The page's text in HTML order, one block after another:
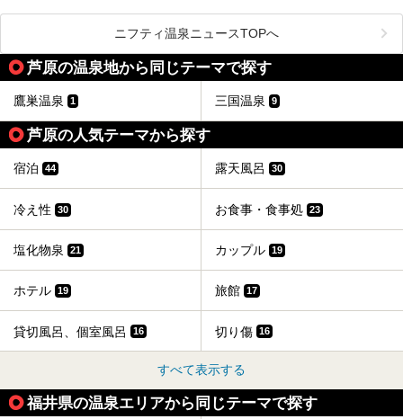
チームサウナ、塩サウナなどが存在し、施設によって様々な
こだわりを持つ施設も増えています。
ススメ温泉・銭湯・スパを10件まとめてご紹介します。
ニフティ温泉ニュースTOPへ
芦原の温泉地から同じテーマで探す
鷹巣温泉 1 三国温泉 9
芦原の人気テーマから探す
宿泊 44 露天風呂 30
冷え性 30 お食事・食事処 23
塩化物泉 21 カップル 19
ホテル 19 旅館 17
貸切風呂、個室風呂 16 切り傷 16
すべて表示する
福井県の温泉エリアから同じテーマで探す